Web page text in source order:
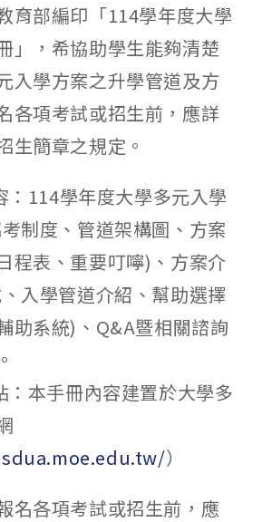
育部編印「114學年度大學
」，希協助學生能夠清楚
入學方案之升學管道及方
各項考試或招生前，應詳
生簡章之規定。
：114學年度大學多元入學
制度、管道架構圖、方案
程表、重要叮嚀)、方案介
入學管道介紹、幫助選擇
助系統)、Q&A暨相關諮詢
：本手冊內容建置於大學多
）
名各項考試或招生前，應